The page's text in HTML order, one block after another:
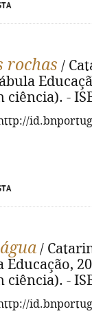
rochas /
-
/
Educação,
-